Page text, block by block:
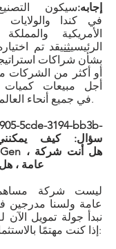
إجابه:سيكون
الأمريكية
الرئيسيثنيقد تم
بشأن شراكات
أو أكثر من الشركات
أجل مبيعات
AquaGen في جميع أنحاء العالم. منتجات.
3194-bb3b-
عامة ولسنا
نبدأ جولة تمويل الآن
إذا كنت مهتمًا: